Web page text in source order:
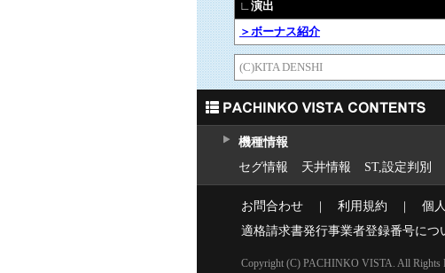
∟演出
＞ボーナス紹介
(C)KITA DENSHI
機種情報
セグ情報
天井情報 ST,設定判別
お問合わせ ｜ 利用規約 ｜ 個
適格請求書発行事業者登録番号につ
Copyright (C) PACHINKO VISTA. All Rights